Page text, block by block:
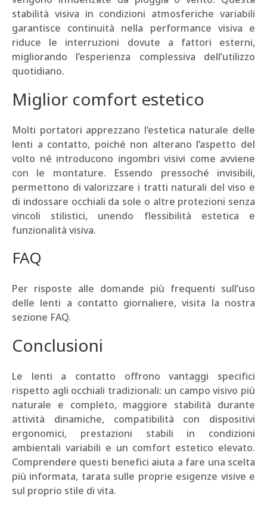
stabilità visiva in condizioni atmosferiche variabili
garantisce continuità nella performance visiva e
riduce le interruzioni dovute a fattori esterni,
migliorando l’esperienza complessiva dell’utilizzo
quotidiano.
Miglior comfort estetico
Molti portatori apprezzano l’estetica naturale delle
lenti a contatto, poiché non alterano l’aspetto del
volto né introducono ingombri visivi come avviene
con le montature. Essendo pressoché invisibili,
permettono di valorizzare i tratti naturali del viso e
di indossare occhiali da sole o altre protezioni senza
vincoli stilistici, unendo flessibilità estetica e
funzionalità visiva.
FAQ
Per risposte alle domande più frequenti sull’uso
delle lenti a contatto giornaliere, visita la nostra
sezione FAQ.
Conclusioni
Le lenti a contatto offrono vantaggi specifici
rispetto agli occhiali tradizionali: un campo visivo più
naturale e completo, maggiore stabilità durante
attività dinamiche, compatibilità con dispositivi
ergonomici, prestazioni stabili in condizioni
ambientali variabili e un comfort estetico elevato.
Comprendere questi benefici aiuta a fare una scelta
più informata, tarata sulle proprie esigenze visive e
sul proprio stile di vita.